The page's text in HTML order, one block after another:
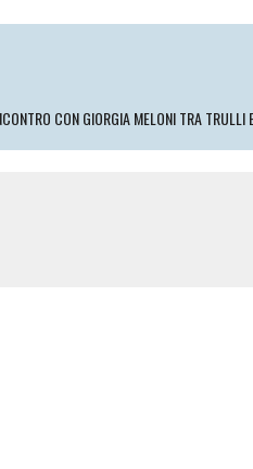
CON GIORGIA MELONI TRA TRULLI